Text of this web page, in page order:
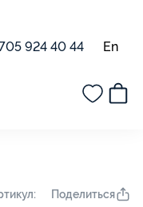
924 40 44 En
Поделиться